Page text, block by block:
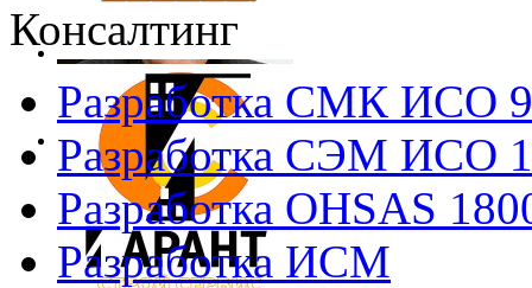
Консалтинг
Разработка СМК ИСО
Разработка СЭМ ИСО
Разработка OHSAS
Разработка ИСМ